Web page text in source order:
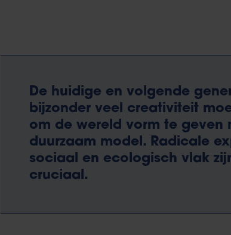
De huidige en volgende
bijzonder veel creativiteit
om de wereld vorm te geven
duurzaam model. Radicale
sociaal en ecologisch vlak
cruciaal.